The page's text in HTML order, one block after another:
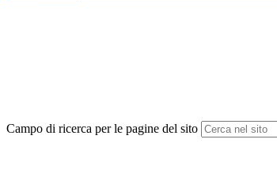
Campo di ricerca per le pagine del sito